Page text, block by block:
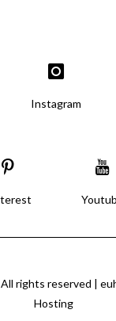
Instagram
rights reserved |
Hosting